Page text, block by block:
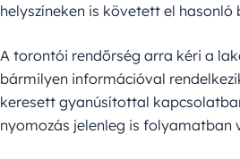
helyszíneken is követett el hasonló
A torontói rendőrség arra kéri a
bármilyen információval
keresett gyanúsítottal
nyomozás jelenleg is folyamatban